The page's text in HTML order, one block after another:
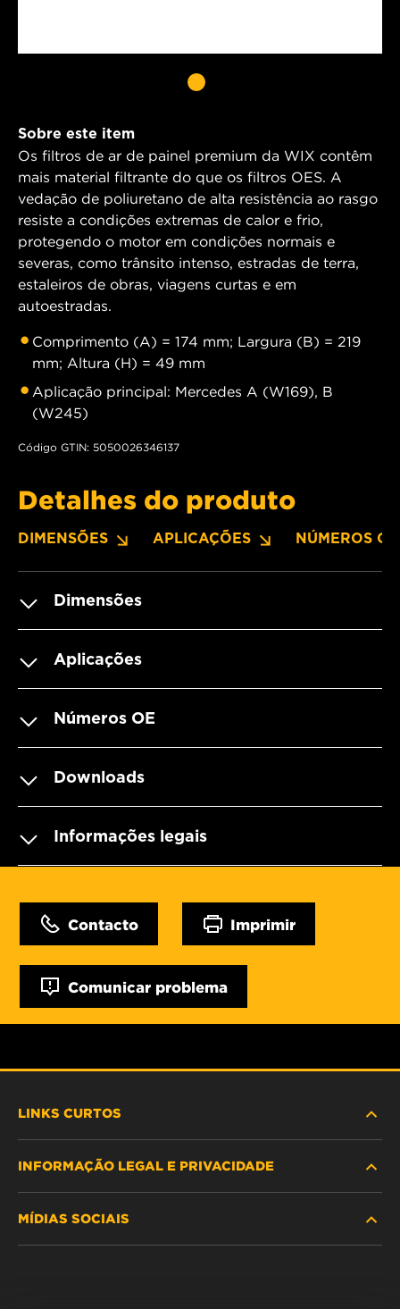
Sobre este item
Os filtros de ar de painel premium da WIX contêm
mais material filtrante do que os filtros OES. A
vedação de poliuretano de alta resistência ao rasgo
resiste a condições extremas de calor e frio,
protegendo o motor em condições normais e
severas, como trânsito intenso, estradas de terra,
estaleiros de obras, viagens curtas e em
autoestradas.
Comprimento (A) = 174 mm; Largura (B) = 219
mm; Altura (H) = 49 mm
Aplicação principal: Mercedes A (W169), B
(W245)
Código GTIN: 5050026346137
Detalhes do produto
DIMENSÕES APLICAÇÕES NÚMEROS OE
Dimensões
Aplicações
Números OE
Downloads
Informações legais
Contacto Imprimir
Comunicar problema
LINKS CURTOS
ONDE COMPRAR
INFORMAÇÃO LEGAL E PRIVACIDADE
MÍDIAS SOCIAIS